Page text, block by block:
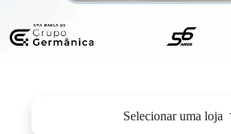
Selecionar uma loja